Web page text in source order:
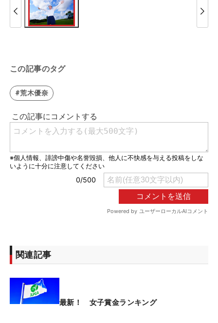
この記事のタグ
#荒木優奈
関連記事
最新！ 女子賞金ランキング